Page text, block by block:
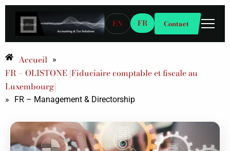
EN FR Contact
Accueil »
FR – OLISTONE |Fiduciaire comptable et fiscale au
Luxembourg|
» FR – Management & Directorship